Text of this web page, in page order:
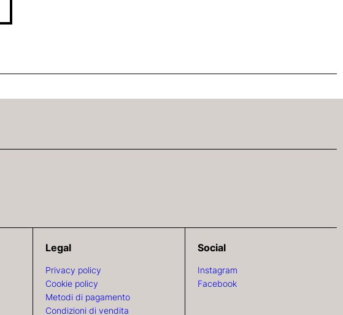
Legal
Privacy policy
Cookie policy
Metodi di pagamento
Condizioni di vendita
Social
Instagram
Facebook